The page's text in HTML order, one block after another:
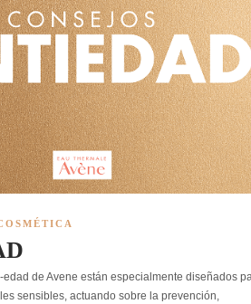
edad de Avene están especialmente diseñados
sensibles, actuando sobre la prevención,